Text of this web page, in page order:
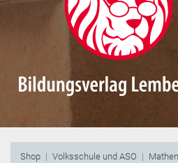
Shop Volksschule und ASO